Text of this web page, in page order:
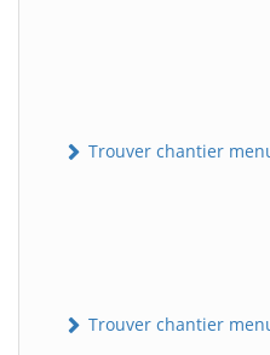
Trouver chantier
Trouver chantier